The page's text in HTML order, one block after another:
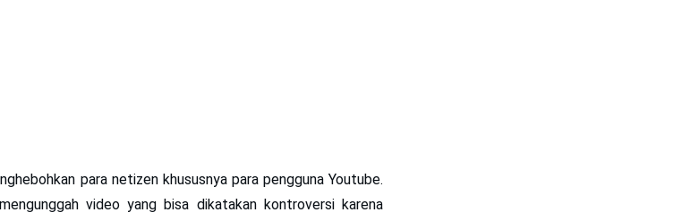
para netizen khususnya para pengguna Youtube.
mengunggah video yang bisa dikatakan kontroversi karena